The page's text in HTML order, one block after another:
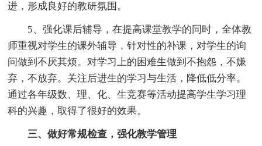
进，形成良好的教研氛围。
5、强化课后辅导，在提高课堂教学的同时，全体教
师重视对学生的课外辅导，针对性的补课，对学生的询
问做到不厌其烦。对学习上的困难生做到不抱怨，不嫌
弃，不放弃。关注后进生的学习与生活，降低低分率。
通过各年级数、理、化、生竞赛等活动提高学生学习理
科的兴趣，取得了很好的效果。
三、做好常规检查，强化教学管理